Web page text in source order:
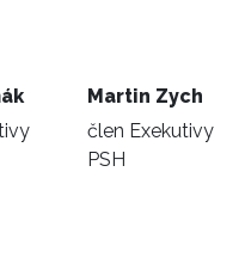
Martin Zych
člen Exekutivy
PSH